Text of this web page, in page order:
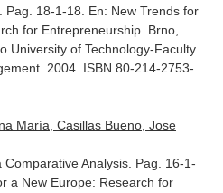
Pag. 18-1-18. En: New Trends for
for Entrepreneurship. Brno,
University of Technology-Faculty
2004. ISBN 80-214-2753-
María, Casillas Bueno, Jose
Analysis. Pag. 16-1-
a New Europe: Research for